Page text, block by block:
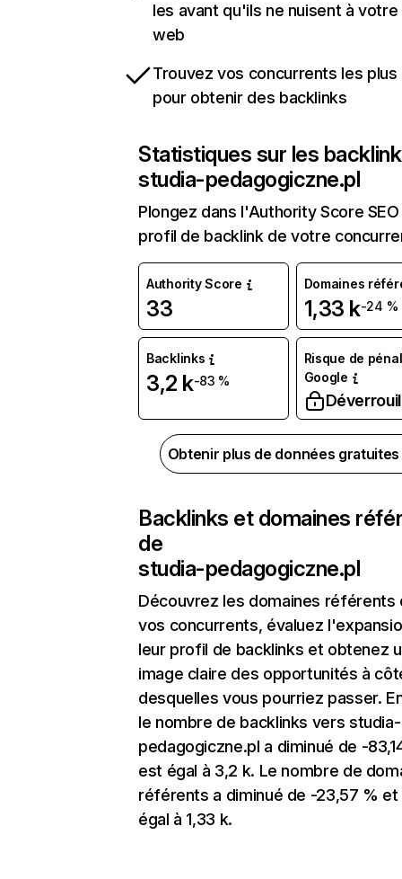
les avant qu'ils ne nuisent à
web
Trouvez vos concurrents les
pour obtenir des backlinks
Statistiques sur les
studia-pedagogiczne.pl
Plongez dans l'Authority Score
profil de backlink de votre
Authority Score
33
Domaines
1,33 k-24 %
Backlinks
3,2 k-83 %
Risque de
Google
Obtenir plus de données
Backlinks et domaines
de
studia-pedagogiczne.pl
Découvrez les domaines référents
vos concurrents, évaluez
leur profil de backlinks et obtenez
image claire des opportunités à
desquelles vous pourriez passer.
le nombre de backlinks vers studia-
pedagogiczne.pl a diminué de -
est égal à 3,2 k. Le nombre de
référents a diminué de -23,57 %
égal à 1,33 k.